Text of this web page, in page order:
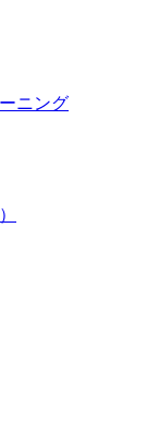
ニング